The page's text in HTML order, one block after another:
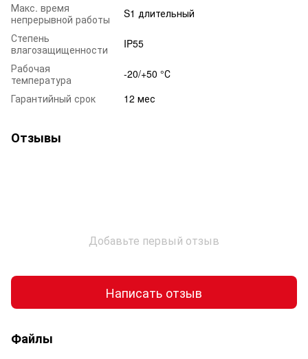
Макс. время
непрерывной работы
S1 длительный
Степень
влагозащищенности
IP55
Рабочая
температура
-20/+50 °С
Гарантийный срок
12 мес
Отзывы
Добавьте первый отзыв
Написать отзыв
Файлы